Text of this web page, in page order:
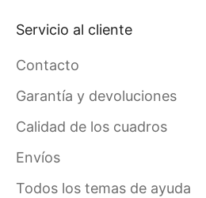
Servicio al cliente
Contacto
Garantía y devoluciones
Calidad de los cuadros
Envíos
Todos los temas de ayuda